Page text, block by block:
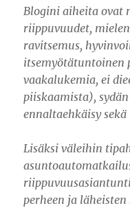
Blogini aiheita ovat
riippuvuudet,
ravitsemus,
itsemyötätuntoinen
vaakalukemia, ei
piiskaamista),
ennaltaehkäisy
Lisäksi väleihin
perheen ja